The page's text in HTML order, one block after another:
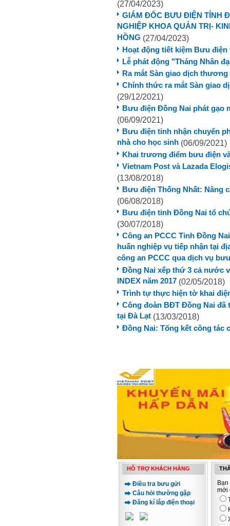
(27/04/2023)
GIÁM ĐỐC BƯU ĐIỆN TỈNH
NGHIỆP KHOA QUẢN TRỊ-
HỒNG (27/04/2023)
Hoạt động tiết kiệm Bưu
Lễ phát động "Tháng Nhân
Ra mắt Sàn giao dịch
Chính thức ra mắt Sàn giao
(29/12/2021)
Bưu điện Đồng Nai phát gạo
(06/09/2021)
Bưu điện tỉnh nhận chuyển
nhà cho học sinh (06/09/2021)
Khai trương điểm bưu điện
Vietnam Post và Lazada
(13/08/2018)
Bưu điện Thống Nhất: Nâng
(06/08/2018)
Bưu điện tỉnh Đồng Nai tổ
(30/07/2018)
Công an PCCC Tỉnh Đồng
huấn nghiệp vụ tiếp nhận tại
công an PCCC qua dịch vụ
Đồng Nai xếp thứ 3 cả nước
INDEX năm 2017 (02/05/2018)
Trình tự thực hiện tờ khai
Công đoàn BĐT Đồng Nai đã
tại Đà Lạt (13/03/2018)
Đồng Nai: Tổng kết công tác
HỖ TRỢ KHÁCH HÀNG
Điều tra bưu gửi
Câu hỏi thường gặp
Đăng kí lắp điện thoại
mới